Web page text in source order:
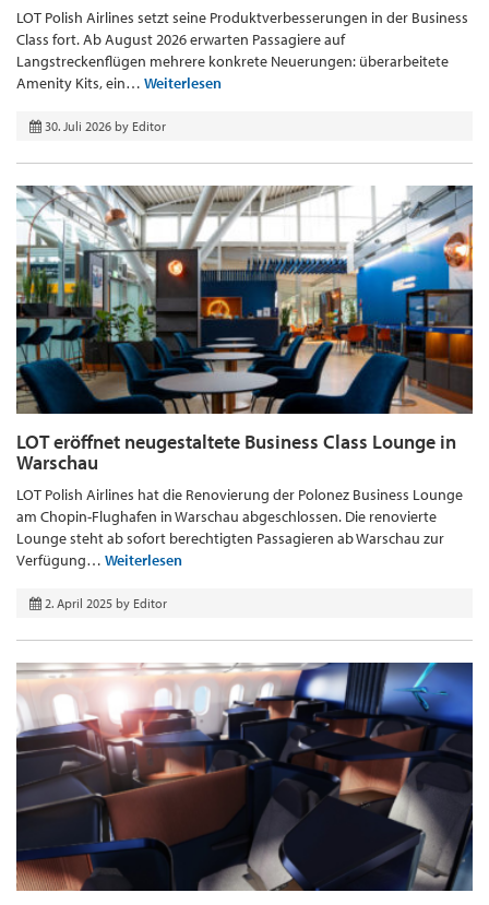
LOT Polish Airlines setzt seine Produktverbesserungen in der Business
Class fort. Ab August 2026 erwarten Passagiere auf
Langstreckenflügen mehrere konkrete Neuerungen: überarbeitete
Amenity Kits, ein… Weiterlesen
30. Juli 2026 by Editor
LOT eröffnet neugestaltete Business Class Lounge in
Warschau
LOT Polish Airlines hat die Renovierung der Polonez Business Lounge
am Chopin-Flughafen in Warschau abgeschlossen. Die renovierte
Lounge steht ab sofort berechtigten Passagieren ab Warschau zur
Verfügung… Weiterlesen
2. April 2025 by Editor